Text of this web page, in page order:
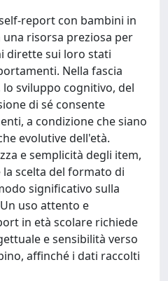
report con bambini in
risorsa preziosa per
dirette sui loro stati
Nella fascia
lo sviluppo cognitivo, del
di sé consente
a condizione che siano
evolutive dell'età.
e semplicità degli item,
scelta del formato di
significativo sulla
uso attento e
in età scolare richiede
e sensibilità verso
affinché i dati raccolti